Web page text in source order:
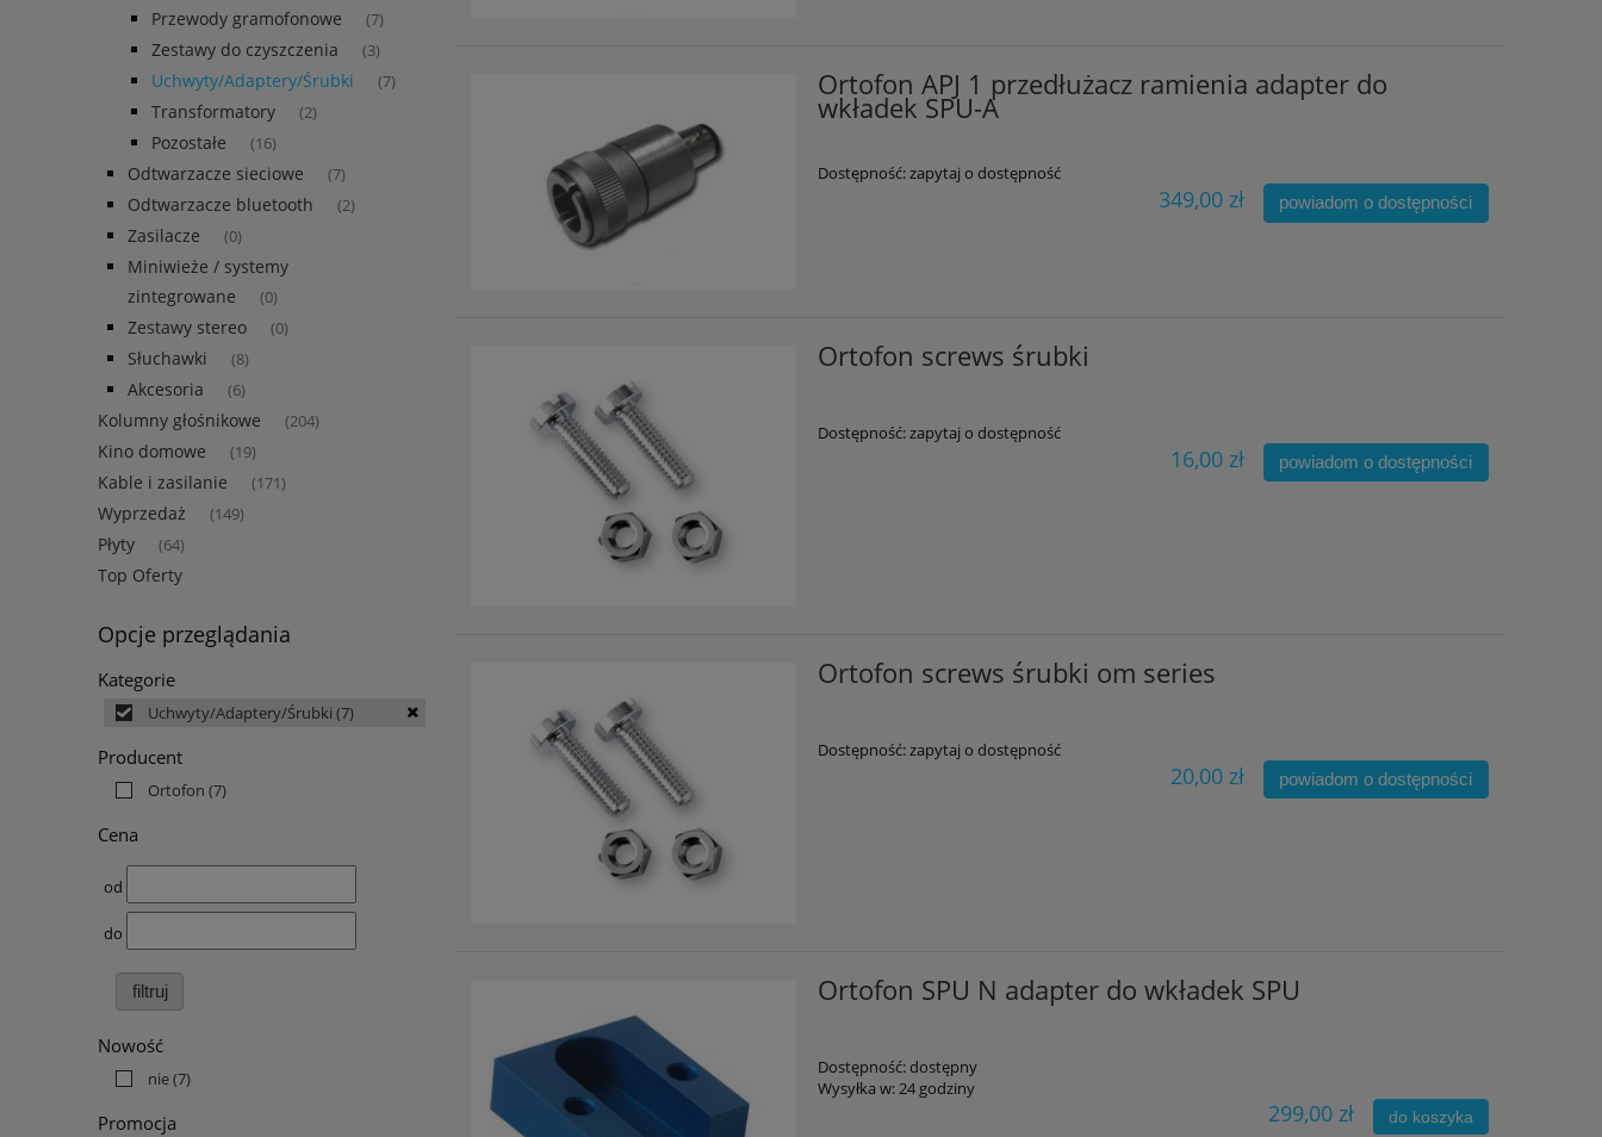
Przewody gramofonowe (7)
Zestawy do czyszczenia (3)
Uchwyty/Adaptery/Śrubki (7)
Transformatory (2)
Pozostałe (16)
Odtwarzacze sieciowe (7)
Odtwarzacze bluetooth (2)
Zasilacze (0)
Miniwieże / systemy
zintegrowane
(0)
Zestawy stereo (0)
Słuchawki (8)
Akcesoria (6)
Kolumny głośnikowe (204)
Kino domowe (19)
Kable i zasilanie (171)
Wyprzedaż (149)
Płyty (64)
Top Oferty
Opcje przeglądania
Kategorie
Uchwyty/Adaptery/Śrubki (7)
Producent
Ortofon (7)
Cena
od
do
filtruj
Nowość
nie(7)
Promocja
Ortofon APJ 1 przedłużacz ramienia adapter do
wkładek SPU-A
Dostępność:zapytaj o dostępność
349,00 zł powiadom o dostępności
Ortofon screws śrubki
Dostępność:zapytaj o dostępność
16,00 zł powiadom o dostępności
Ortofon screws śrubki om series
Dostępność:zapytaj o dostępność
20,00 zł powiadom o dostępności
Ortofon SPU N adapter do wkładek SPU
Dostępność:dostępny
Wysyłka w:24 godziny
299,00 zł do koszyka